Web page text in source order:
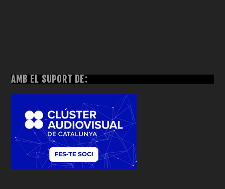
AMB EL SUPORT DE: